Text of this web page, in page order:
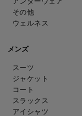
その他
ウェルネス
メンズ
スーツ
ジャケット
コート
スラックス
アイシャツ